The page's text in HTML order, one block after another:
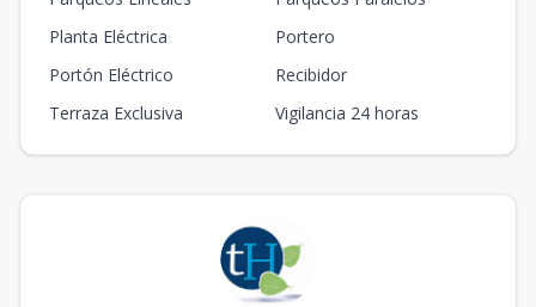
Planta Eléctrica
Portero
Portón Eléctrico
Recibidor
Terraza Exclusiva
Vigilancia 24 horas